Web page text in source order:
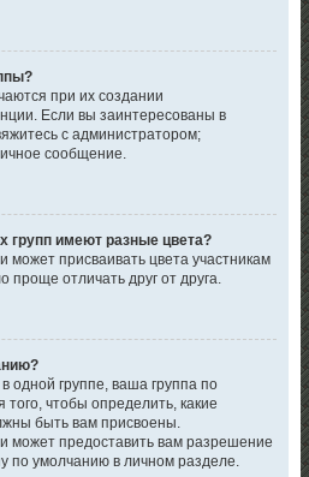
при их создании
Если вы заинтересованы в
с администратором;
сообщение.
групп имеют разные цвета?
присваивать цвета участникам
проще отличать друг от друга.
одной группе, ваша группа по
чтобы определить, какие
быть вам присвоены.
может предоставить вам разрешение
по умолчанию в личном разделе.